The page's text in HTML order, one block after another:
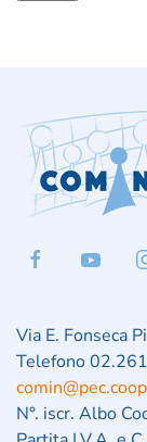
Via E. Fonseca
Telefono
N°. iscr. Albo